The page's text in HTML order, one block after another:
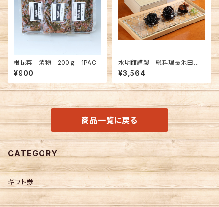
根昆菜 漬物 200ｇ 1PAC
¥900
水明館謹製 総料理長池田監
修 舞昆3種詰合せ（昆布佃煮）
¥3,564
商品一覧に戻る
CATEGORY
ギフト券